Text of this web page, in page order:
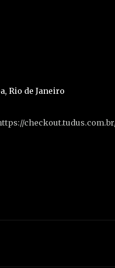
Rio de Janeiro